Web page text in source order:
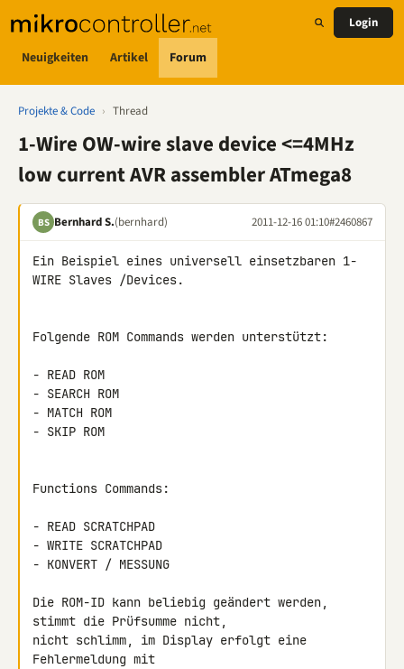
Neuigkeiten Artikel Forum
Login
Projekte & Code › Thread
1-Wire OW-wire slave device <=4MHz
low current AVR assembler ATmega8
BS Bernhard S.(bernhard) 2011-12-16 01:10#2460867
Ein Beispiel eines universell einsetzbaren 1-
WIRE Slaves /Devices.
Folgende ROM Commands werden unterstützt:
- READ ROM
- SEARCH ROM
- MATCH ROM
- SKIP ROM
Functions Commands:
- READ SCRATCHPAD
- WRITE SCRATCHPAD
- KONVERT / MESSUNG
Die ROM-ID kann beliebig geändert werden,
stimmt die Prüfsumme nicht,
nicht schlimm, im Display erfolgt eine
Fehlermeldung mit